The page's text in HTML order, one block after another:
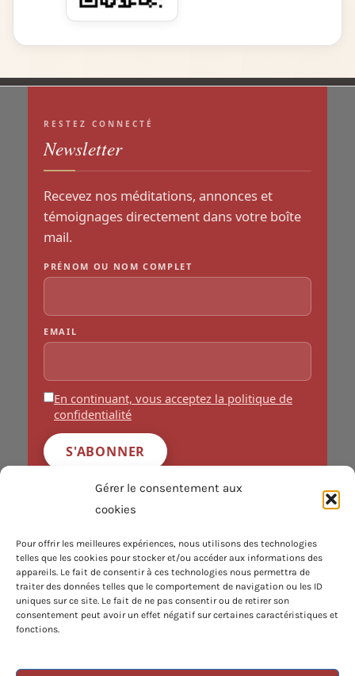
Gérer le consentement aux
cookies
Pour offrir les meilleures expériences, nous utilisons des technologies
telles que les cookies pour stocker et/ou accéder aux informations des
appareils. Le fait de consentir à ces technologies nous permettra de
traiter des données telles que le comportement de navigation ou les ID
uniques sur ce site. Le fait de ne pas consentir ou de retirer son
consentement peut avoir un effet négatif sur certaines caractéristiques et
fonctions.
RESTEZ CONNECTÉ
Newsletter
Recevez nos méditations, annonces et
témoignages directement dans votre boîte
mail.
PRÉNOM OU NOM COMPLET
EMAIL
En continuant, vous acceptez la politique de
confidentialité
Navigation
Conditions Générales
Politique de Cookies
Politique de Confidentialité
REJOIGNEZ-NOUS